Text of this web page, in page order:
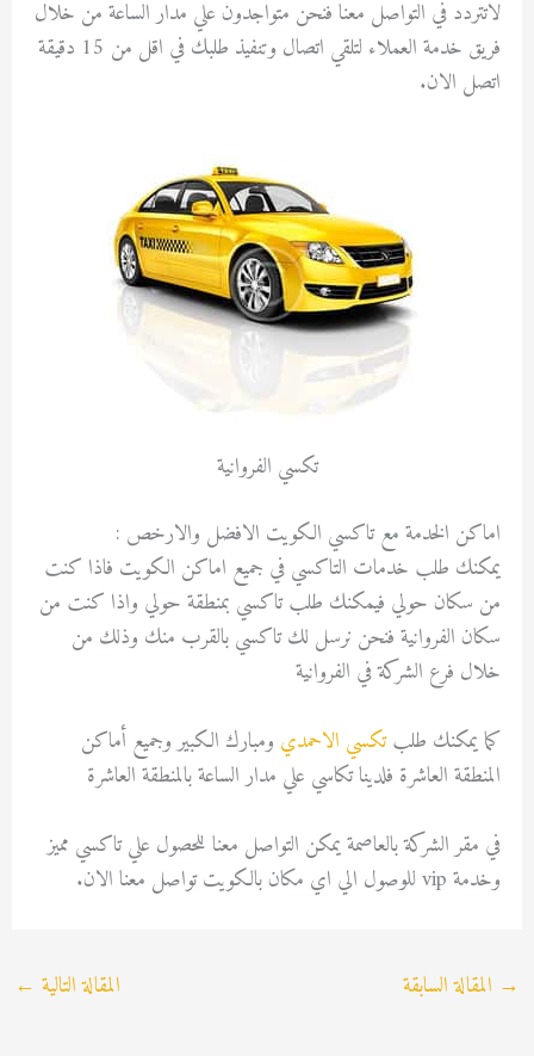
لاتتردد في التواصل معنا فنحن متواجدون علي مدار الساعة من خلال
فريق خدمة العملاء لتلقي اتصال وتنفيذ طلبك في اقل من 15 دقيقة
اتصل الان.
تكسي الفروانية
اماكن الخدمة مع تاكسي الكويت الافضل والارخص :
يمكنك طلب خدمات التاكسي في جميع اماكن الكويت فاذا كنت
من سكان حولي فيمكنك طلب تاكسي بمنطقة حولي واذا كنت من
سكان الفروانية فنحن نرسل لك تاكسي بالقرب منك وذلك من
خلال فرع الشركة في الفروانية
كما يمكنك طلبتكسي الاحمدي ومبارك الكبير وجميع أماكن
المنطقة العاشرة فلدينا تكاسي علي مدار الساعة بالمنطقة العاشرة
في مقر الشركة بالعاصمة يمكن التواصل معنا للحصول علي تاكسي مميز
وخدمة vip للوصول الي اي مكان بالكويت تواصل معنا الان.
→ المقالة السابقة المقالة التالية ←